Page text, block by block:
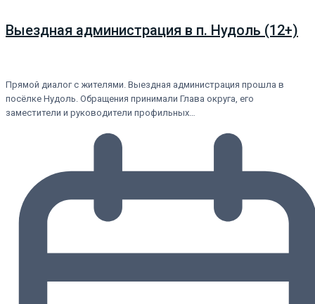
Выездная администрация в п. Нудоль (12+)
Прямой диалог с жителями. Выездная администрация прошла в
посёлке Нудоль. Обращения принимали Глава округа, его
заместители и руководители профильных…